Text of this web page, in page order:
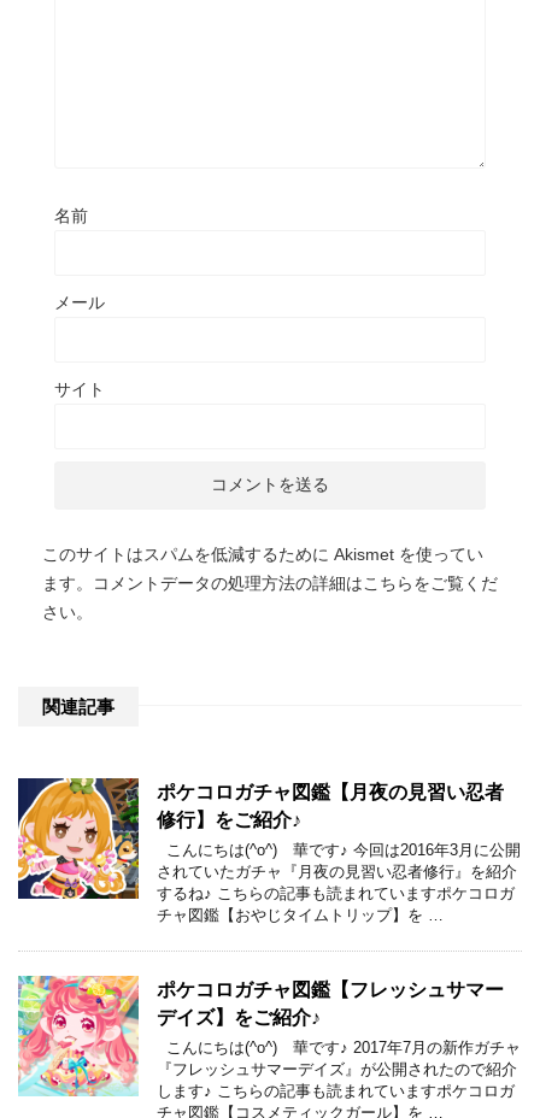
名前
メール
サイト
このサイトはスパムを低減するために Akismet を使ってい
ます。
コメントデータの処理方法の詳細はこちらをご覧くだ
さい。
関連記事
ポケコロガチャ図鑑【月夜の見習い忍者
修行】をご紹介♪
こんにちは(^o^) 華です♪ 今回は2016年3月に公開
されていたガチャ『月夜の見習い忍者修行』を紹介
するね♪ こちらの記事も読まれていますポケコロガ
チャ図鑑【おやじタイムトリップ】を …
ポケコロガチャ図鑑【フレッシュサマー
デイズ】をご紹介♪
こんにちは(^o^) 華です♪ 2017年7月の新作ガチャ
『フレッシュサマーデイズ』が公開されたので紹介
します♪ こちらの記事も読まれていますポケコロガ
チャ図鑑【コスメティックガール】を …